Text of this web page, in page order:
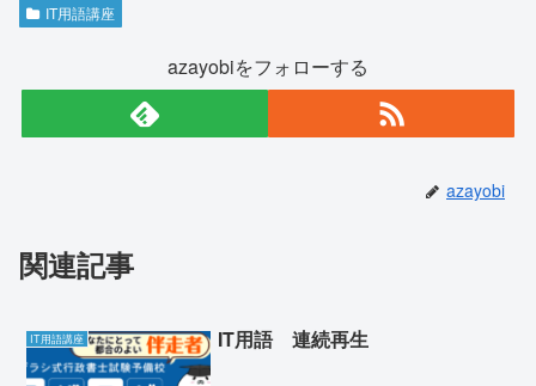
IT用語講座
azayobiをフォローする
azayobi
関連記事
IT用語講座 IT用語 連続再生